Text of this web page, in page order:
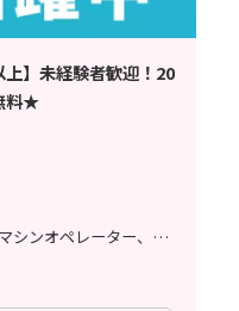
上】未経験者歓迎！20
料★
検査、組立・組付け、加工、マシンオペレーター、溶接、塗装